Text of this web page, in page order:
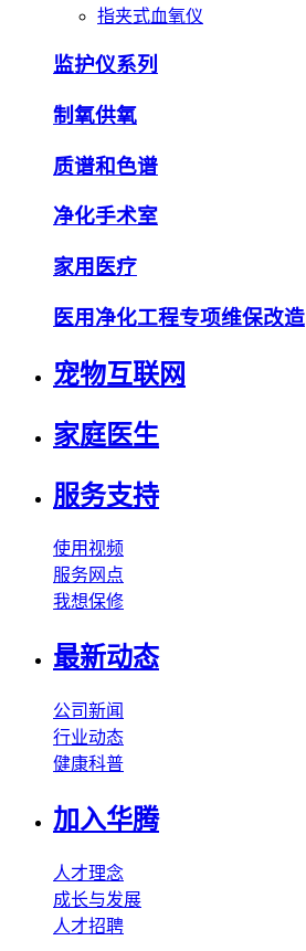
指夹式血氧仪
监护仪系列
制氧供氧
质谱和色谱
净化手术室
家用医疗
医用净化工程专项维保改造
宠物互联网
家庭医生
服务支持
使用视频
服务网点
我想保修
最新动态
公司新闻
行业动态
健康科普
加入华腾
人才理念
成长与发展
人才招聘